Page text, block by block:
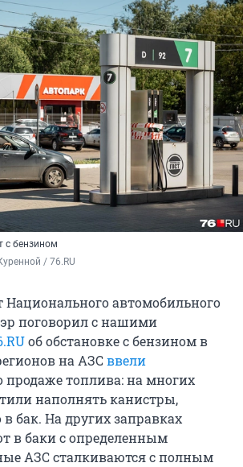
с бензином
/ 76.RU
Национального автомобильного
поговорил с нашими
об обстановке с бензином в
на АЗСввели
продаже топлива: на многих
наполнять канистры,
бак. На других заправках
в баки с определенным
АЗС сталкиваются с полным